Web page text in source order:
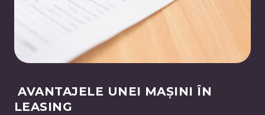
AVANTAJELE UNEI MAȘINI ÎN
LEASING